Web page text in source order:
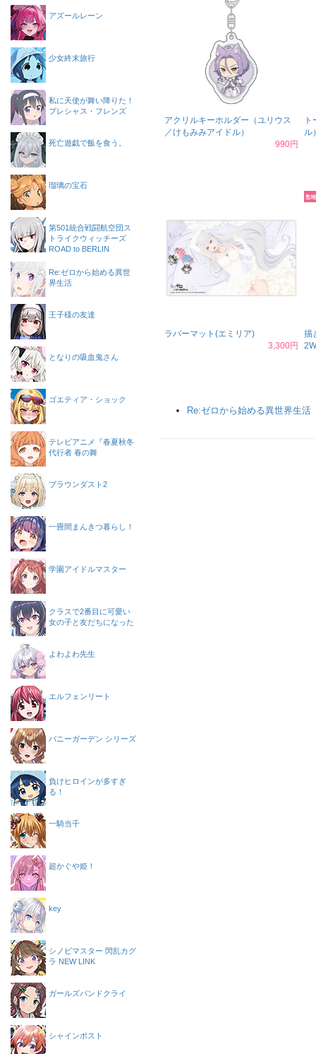
アクリルキーホルダー（ユリウス
／けもみみアイドル）
990円
ル
ラバーマット(エミリア)
3,300円
描
Re:ゼロから始める異世界生活
アズールレーン
少女終末旅行
私に天使が舞い降りた！
プレシャス・フレンズ
死亡遊戯で飯を食う。
瑠璃の宝石
第501統合戦闘航空団ス
トライクウィッチーズ
ROAD to BERLIN
Re:ゼロから始める異世
界生活
王子様の友達
となりの吸血鬼さん
ゴエティア・ショック
テレビアニメ『春夏秋冬
代行者 春の舞
ブラウンダスト2
一畳間まんきつ暮らし！
学園アイドルマスター
クラスで2番目に可愛い
女の子と友だちになった
よわよわ先生
エルフェンリート
バニーガーデン シリーズ
負けヒロインが多すぎ
る！
一騎当千
超かぐや姫！
key
シノビマスター 閃乱カグ
ラ NEW LINK
ガールズバンドクライ
シャインポスト